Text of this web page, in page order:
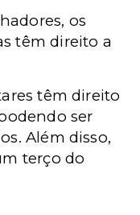
os
têm direito a
têm direito
ser
Além disso,
terço do